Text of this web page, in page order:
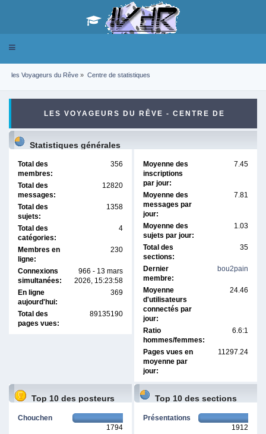
Toggle
les Voyageurs du Rêve » Centre de statistiques
LES VOYAGEURS DU RÊVE - CENTRE DE
STATISTIQUES
Statistiques générales
Total des
membres:
356
Total des
messages:
12820
Total des
sujets:
1358
Total des
catégories:
4
Membres en
ligne:
230
Connexions
simultanées:
966 - 13 mars
2026, 15:23:58
En ligne
aujourd'hui:
369
Total des
pages vues:
89135190
Moyenne des
inscriptions
par jour:
7.45
Moyenne des
messages par
jour:
7.81
Moyenne des
sujets par jour:
1.03
Total des
sections:
35
Dernier
membre:
bou2pain
Moyenne
d'utilisateurs
connectés par
jour:
24.46
Ratio
hommes/femmes:
6.6:1
Pages vues en
moyenne par
jour:
11297.24
Top 10 des posteurs
Chouchen
1794
Top 10 des sections
Présentations
1912